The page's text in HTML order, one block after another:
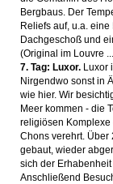
Bergbaus. Der
Reliefs auf, u.a.
Dachgeschoß und
(Original im Louvre
7. Tag: Luxor. Luxor
Nirgendwo sonst in
wie hier. Wir
Meer kommen - die
religiösen Komplexe
Chons verehrt. Über
gebaut, wieder
sich der
Anschließend